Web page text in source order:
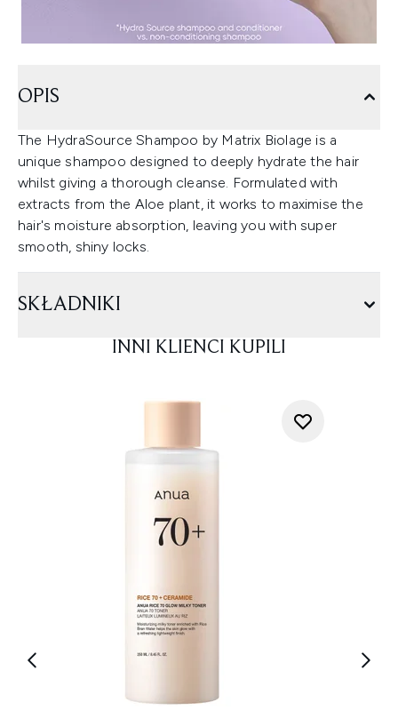
OPIS
The HydraSource Shampoo by Matrix Biolage is a
unique shampoo designed to deeply hydrate the hair
whilst giving a thorough cleanse. Formulated with
extracts from the Aloe plant, it works to maximise the
hair's moisture absorption, leaving you with super
smooth, shiny locks.
SKŁADNIKI
INNI KLIENCI KUPILI